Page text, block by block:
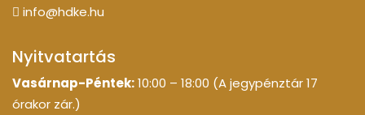
info@hdke.hu
Nyitvatartás
Vasárnap-Péntek:10:00 – 18:00 (A jegypénztár 17
órakor zár.)